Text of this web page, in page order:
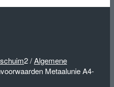
2/Algemene
Metaalunie A4-